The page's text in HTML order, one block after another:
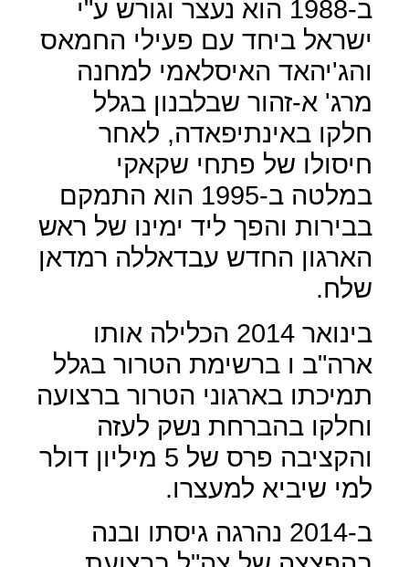
ב-1988 הוא נעצר וגורש ע"י
ישראל ביחד עם פעילי החמאס
והג'יהאד האיסלאמי למחנה
מרג' א-זהור שבלבנון בגלל
חלקו באינתיפאדה, לאחר
חיסולו של פתחי שקאקי
במלטה ב-1995 הוא התמקם
בבירות והפך ליד ימינו של ראש
הארגון החדש עבדאללה רמדאן
שלח.
בינואר 2014 הכלילה אותו
ארה"ב ו ברשימת הטרור בגלל
תמיכתו בארגוני הטרור ברצועה
וחלקו בהברחת נשק לעזה
והקציבה פרס של 5 מיליון דולר
למי שיביא למעצרו.
ב-2014 נהרגה גיסתו ובנה